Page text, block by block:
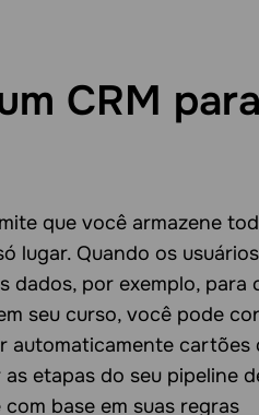
CRM para
que você armazene
lugar. Quando os
dados, por exemplo, para
seu curso, você pode
automaticamente cartões
etapas do seu pipeline
base em suas regras